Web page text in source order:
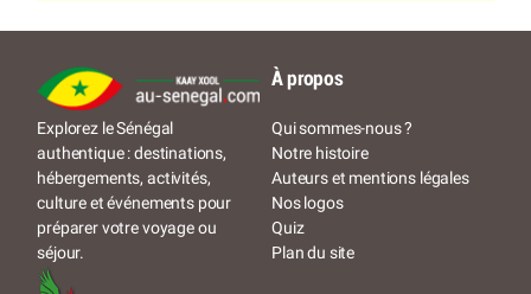
Explorez le Sénégal
authentique : destinations,
hébergements, activités,
culture et événements pour
préparer votre voyage ou
séjour.
À propos
Qui sommes-nous ?
Notre histoire
Auteurs et mentions légales
Nos logos
Quiz
Plan du site